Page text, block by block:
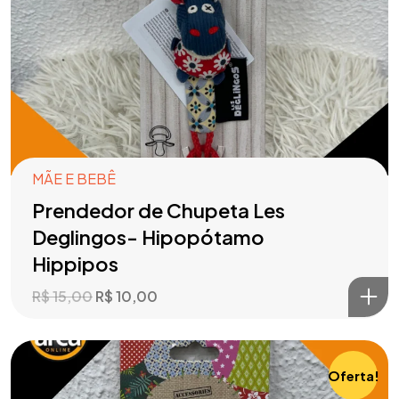
MÃE E BEBÊ
Prendedor de Chupeta Les
Deglingos- Hipopótamo
Hippipos
R$15,00R$10,00
Oferta!